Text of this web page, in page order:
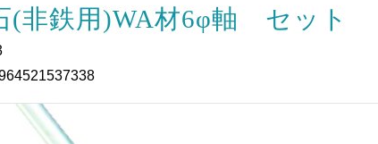
(非鉄用)WA材6φ軸 セット